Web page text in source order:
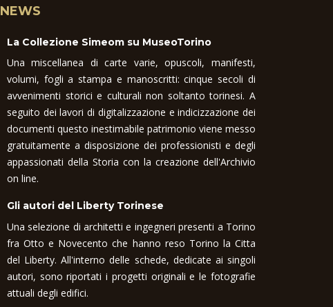
NEWS
La Collezione Simeom su MuseoTorino
Una miscellanea di carte varie, opuscoli, manifesti,
volumi, fogli a stampa e manoscritti: cinque secoli di
avvenimenti storici e culturali non soltanto torinesi. A
seguito dei lavori di digitalizzazione e indicizzazione dei
documenti questo inestimabile patrimonio viene messo
gratuitamente a disposizione dei professionisti e degli
appassionati della Storia con la creazione dell'Archivio
on line.
Gli autori del Liberty Torinese
Una selezione di architetti e ingegneri presenti a Torino
fra Otto e Novecento che hanno reso Torino la Citta
del Liberty. All'interno delle schede, dedicate ai singoli
autori, sono riportati i progetti originali e le fotografie
attuali degli edifici.